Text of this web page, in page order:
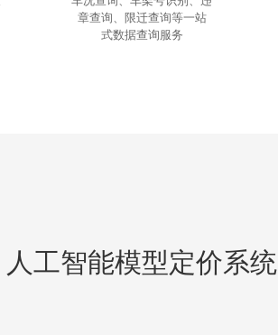
章查询、限迁查询等一站
式数据查询服务
人工智能模型定价系统